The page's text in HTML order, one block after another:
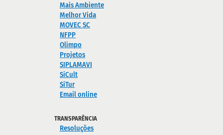
Mais Ambiente
Melhor Vida
MOVEC SC
NFPP
Olimpo
Projetos
SIPLAMAVI
SiCult
SiTur
Email online
TRANSPARÊNCIA
Resoluções